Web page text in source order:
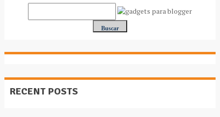
RECENT POSTS